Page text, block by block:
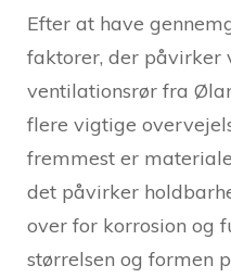
Efter at have
faktorer, der påvirker
ventilationsrør fra
flere vigtige
fremmest er
det påvirker
over for korrosion og
størrelsen og formen